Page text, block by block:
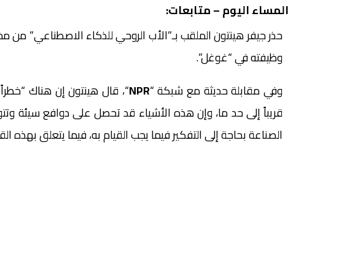
المساء اليوم – متابعات:
حذر جيفر هينتون الملقب بـ”الأب الروحي للذكاء الاصطناعي” من
وظيفته في “غوغل”.
وفي مقابلة حديثة مع شبكة “NPR“، قال هينتون إن هناك
قريباً إلى حد ما، وإن هذه الأشياء قد تحصل على دوافع سيئة
الصناعة بحاجة إلى التفكير فيما يجب القيام به، فيما يتعلق بهذه